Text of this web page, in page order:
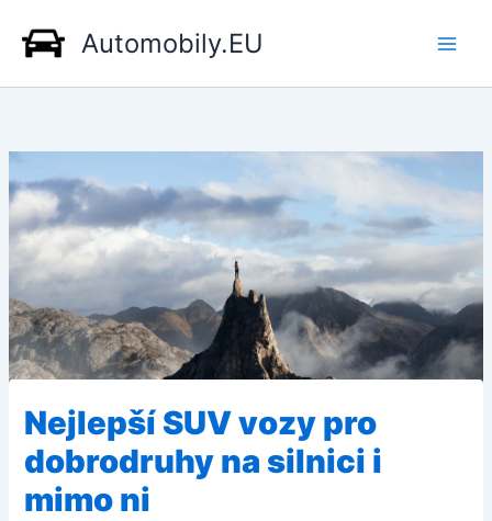
obsah
Automobily.EU
Nejlepší SUV vozy pro
dobrodruhy na silnici i
mimo ni